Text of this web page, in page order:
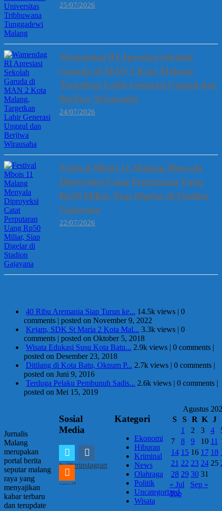
25/07/2026
Wamendag RI Apresiasi Sekolah
Garuda di MAN 2 Kota Malang,
Targetkan Lahir Generasi Unggul dan
Berjiwa Wirausaha
24/07/2026
Festival Mbois 11 Malang Menyala
Diproyeksi Catat Perputaran Uang
Rp50 Miliar, Siap Digelar di Stadion
Gajayana
22/07/2026
40 Ribu Aremania Siap Turun ke... 14.5k views | 0
comments | posted on November 9, 2022
Kejam, SDK St Maria 2 Kota Mal... 3.3k views | 0
comments | posted on Oktober 5, 2018
Wisata Edukasi Susu Kota Batu... 2.9k views | 0 comments |
posted on Desember 23, 2018
Ditilang di Kota Batu, Oknum P... 2.7k views | 0 comments |
posted on Juni 9, 2016
Terduga Pelaku Pembunuh Sadis... 2.6k views | 0 comments |
posted on Mei 15, 2019
Jurnalis
Malang
merupakan
portal berita
seputar malang
raya yang
menyajikan
kabar terbaru
dan terupdate
Sosial
Media
twitterinstagram
email
Kategori
Ekonomi
Hiburan
Kriminal
News
Olahraga
Politik
Uncategorized
Wisata
Agustus
S
S R K
J
1
2 3 4
7
8 9 10 11
14 15 16 17 18
21 22 23 24 25
28 29 30 31
« Jul
Sep »
Top